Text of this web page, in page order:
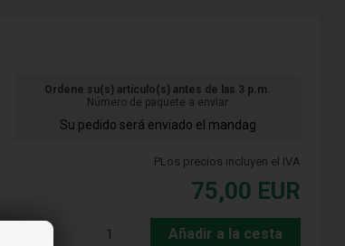
Ordene su(s) artículo(s) antes de las 3 p.m.
Número de paquete a enviar
Su pedido será enviado el mandag
PLos precios incluyen el IVA
75,00 EUR
Añadir a la cesta